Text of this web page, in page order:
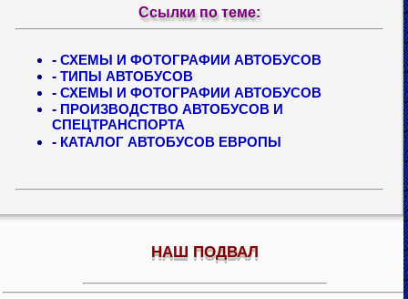
Ссылки по теме:
-СХЕМЫ И ФОТОГРАФИИ АВТОБУСОВ
-ТИПЫ АВТОБУСОВ
-СХЕМЫ И ФОТОГРАФИИ АВТОБУСОВ
- ПРОИЗВОДСТВО АВТОБУСОВ И
СПЕЦТРАНСПОРТА
- КАТАЛОГ АВТОБУСОВ ЕВРОПЫ
НАШ ПОДВАЛ